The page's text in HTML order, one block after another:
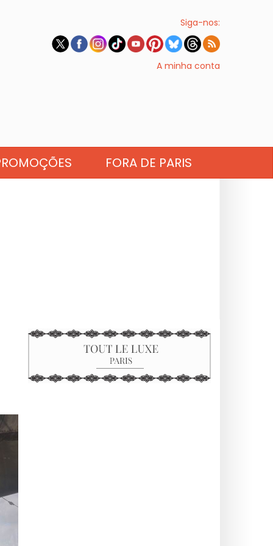
Siga-nos:
A minha conta
FORA DE PARIS